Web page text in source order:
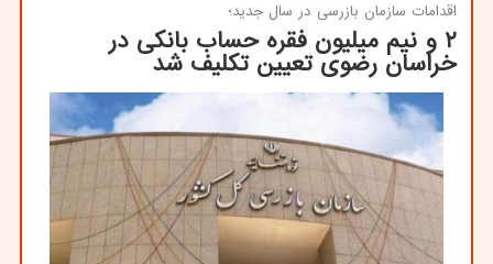
اقدامات سازمان بازرسی در سال جدید؛
۲ و نیم میلیون فقره حساب بانكی در
خراسان رضوی تعیین تكلیف شد